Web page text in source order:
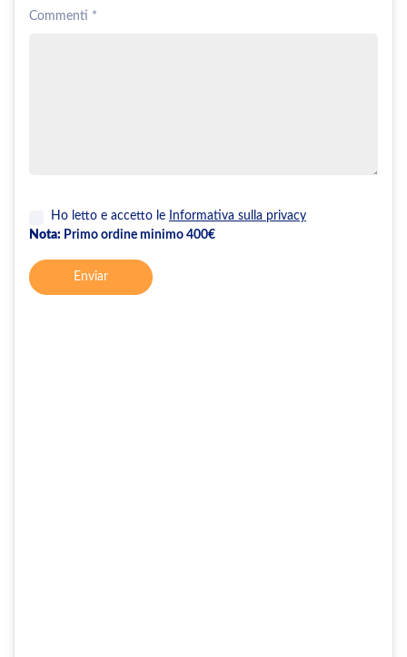
Commenti *
Ho letto e accetto le
Informativa sulla privacy
Nota: Primo ordine minimo 400€
Enviar